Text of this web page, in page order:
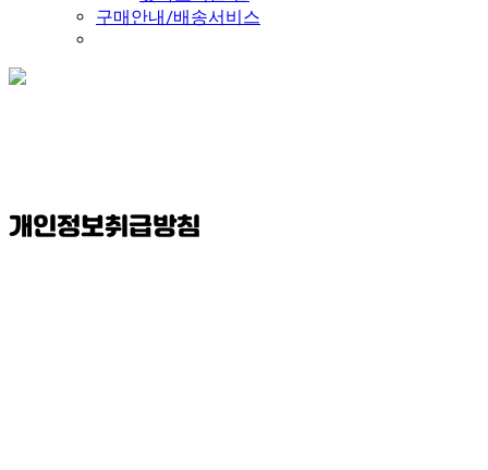
구매안내/배송서비스
개인정보취급방침